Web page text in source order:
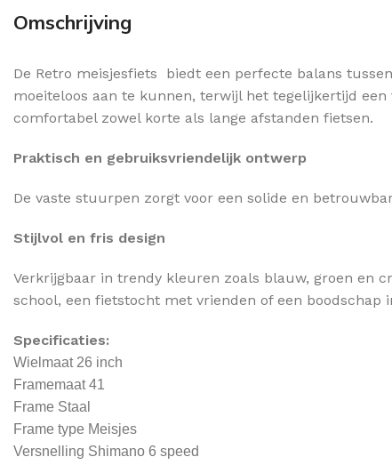
Omschrijving
De Retro meisjesfiets biedt een perfecte balans
moeiteloos aan te kunnen, terwijl het tegelijkertijd
comfortabel zowel korte als lange afstanden fietsen.
Praktisch en gebruiksvriendelijk ontwerp
De vaste stuurpen zorgt voor een solide en
Stijlvol en fris design
Verkrijgbaar in trendy kleuren zoals blauw, groen en
school, een fietstocht met vrienden of een
Specificaties:
Wielmaat 26 inch
Framemaat 41
Frame Staal
Frame type Meisjes
Versnelling Shimano 6 speed